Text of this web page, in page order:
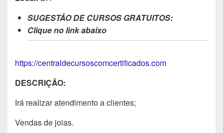
SUGESTÃO DE CURSOS GRATUITOS:
Clique no link abaixo
https://centraldecursoscomcertificados.com
DESCRIÇÃO:
Irá realizar atendimento a clientes;
Vendas de joias.